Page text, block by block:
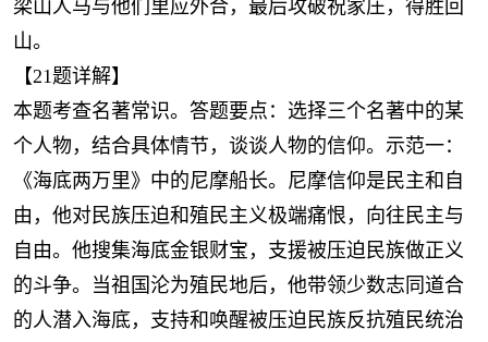
梁山人马与他们里应外合，最后攻破祝家庄，得胜回
山。
【21题详解】
本题考查名著常识。答题要点：选择三个名著中的某
个人物，结合具体情节，谈谈人物的信仰。示范一：
《海底两万里》中的尼摩船长。尼摩信仰是民主和自
由，他对民族压迫和殖民主义极端痛恨，向往民主与
自由。他搜集海底金银财宝，支援被压迫民族做正义
的斗争。当祖国沦为殖民地后，他带领少数志同道合
的人潜入海底，支持和唤醒被压迫民族反抗殖民统治